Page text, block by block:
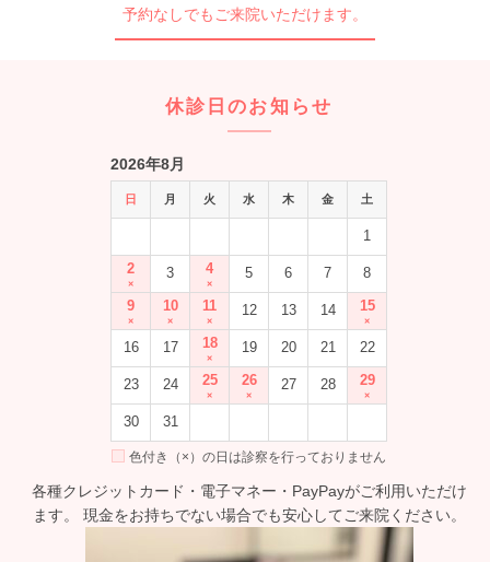
予約なしでもご来院いただけます。
休診日のお知らせ
2026年8月
日 月 火 水 木 金 土
1
2
×
3 4
×
5 6 7
8
9
×
10
×
11
×
12 13 14 15
×
16 17 18
×
19 20 21 22
23 24 25
×
26
×
27 28 29
×
30 31
色付き（×）の日は診察を行っておりません
各種クレジットカード・電子マネー・ PayPayがご利用いただけ
ます。 現金をお持ちでない場合でも安心してご来院ください。